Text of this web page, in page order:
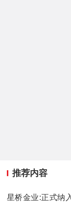
推荐内容
星桥金业:正式纳